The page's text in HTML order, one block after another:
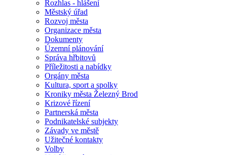
Rozhlas - hlášení
Městský úřad
Rozvoj města
Organizace města
Dokumenty
Územní plánování
Správa hřbitovů
Příležitosti a nabídky
Orgány města
Kultura, sport a spolky
Kroniky města Železný Brod
Krizové řízení
Partnerská města
Podnikatelské subjekty
Závady ve městě
Užitečné kontakty
Volby